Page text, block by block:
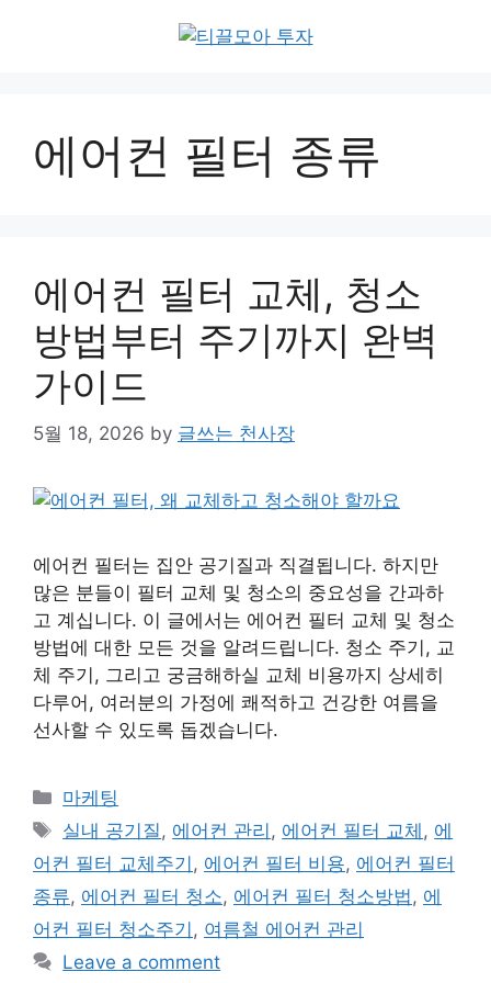
에어컨 필터 종류
에어컨 필터 교체, 청소
방법부터 주기까지 완벽
가이드
5월 18, 2026 by 글쓰는 천사장
에어컨 필터는 집안 공기질과 직결됩니다. 하지만
많은 분들이 필터 교체 및 청소의 중요성을 간과하
고 계십니다. 이 글에서는 에어컨 필터 교체 및 청소
방법에 대한 모든 것을 알려드립니다. 청소 주기, 교
체 주기, 그리고 궁금해하실 교체 비용까지 상세히
다루어, 여러분의 가정에 쾌적하고 건강한 여름을
선사할 수 있도록 돕겠습니다.
Categories
마케팅
Tags
실내 공기질, 에어컨 관리 , 에어컨 필터 교체 , 에
어컨 필터 교체주기 , 에어컨 필터 비용, 에어컨 필터
종류, 에어컨 필터 청소, 에어컨 필터 청소방법, 에
어컨 필터 청소주기 , 여름철 에어컨 관리
Leave a comment